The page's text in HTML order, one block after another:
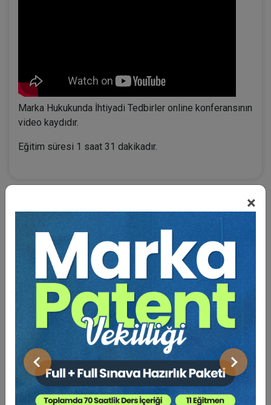
×
Önceki Sonraki
Marka Hukukunda İhtiyadi Tedbirler online konferansının
video kaydıdır.
Eğitim süresi 1 saat 31 dakikadır.
BENZER VIDEO EĞITIMLER
Video Eğitim Abonesi Ol: Sadece 5490 TL / Yıllık
Tüketici Hukuku Enstitüsü